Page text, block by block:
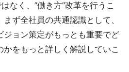
なく、”働き方”改革を行うこ
ず全社員の共通認識として、
ジョン策定がもっとも重要でど
かをもっと詳しく解説していこ